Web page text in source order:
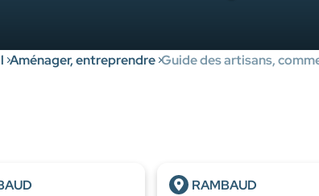
Aménager, entreprendre Guide des artisans,
RAMBAUD